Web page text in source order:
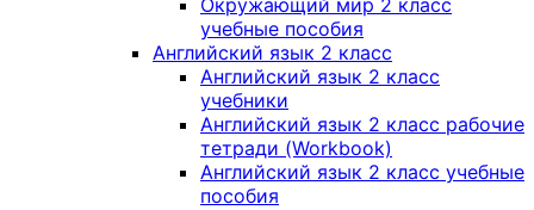
Окружающий мир 2 класс
учебные пособия
Английский язык 2 класс
Английский язык 2 класс
учебники
Английский язык 2 класс рабочие
тетради (Workbook)
Английский язык 2 класс учебные
пособия